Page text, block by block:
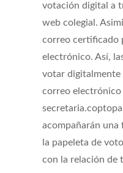
votación digital a
web colegial.
correo certificado
electrónico. Así,
votar digitalmente
correo electrónico
acompañarán
la papeleta de
con la relación de